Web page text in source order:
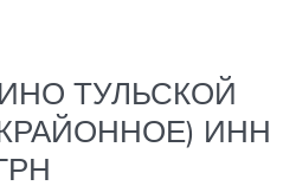
ТУЛЬСКОЙ
ИНН